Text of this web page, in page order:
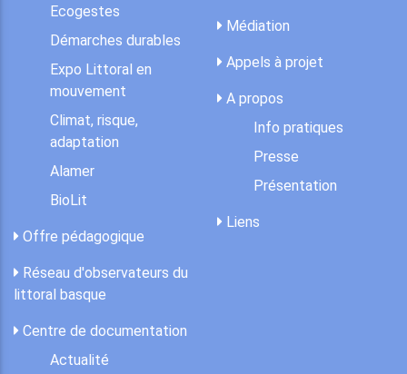
Ecogestes
Démarches durables
Expo Littoral en
mouvement
Climat, risque,
adaptation
Alamer
BioLit
Offre pédagogique
Réseau d'observateurs du
littoral basque
Centre de documentation
Actualité
Médiation
Appels à projet
A propos
Info pratiques
Presse
Présentation
Liens